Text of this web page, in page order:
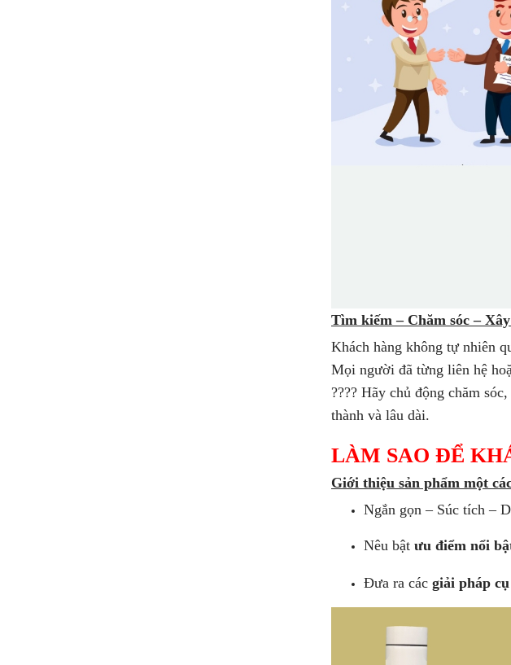
Tìm kiếm – Chăm sóc –
Khách hàng không tự nhiên
Mọi người đã từng liên hệ
???? Hãy chủ động chăm
thành và lâu dài.
LÀM SAO ĐỂ
Giới thiệu sản phẩm một
Ngắn gọn – Súc tích –
Nêu bật ưu điểm nổi
Đưa ra các giải pháp